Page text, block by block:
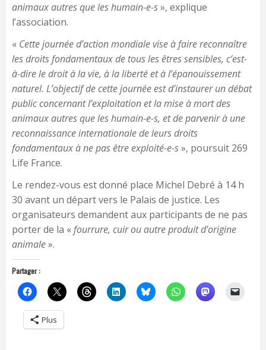
animaux autres que les humain-e-s», explique
l’association.
« Cette journée d’action mondiale vise à faire reconnaître
les droits fondamentaux de tous les êtres sensibles, c’est-
à-dire le droit à la vie, à la liberté et à l’épanouissement
naturel. L’objectif de cette journée est d’instaurer un débat
public concernant l’exploitation et la mise à mort des
animaux autres que les humain-e-s, et de parvenir à une
reconnaissance internationale de leurs droits
fondamentaux à ne pas être exploité-e-s», poursuit 269
Life France.
Le rendez-vous est donné place Michel Debré à 14 h
30 avant un départ vers le Palais de justice. Les
organisateurs demandent aux participants de ne pas
porter de la «fourrure, cuir ou autre produit d’origine
animale».
Partager :
Plus